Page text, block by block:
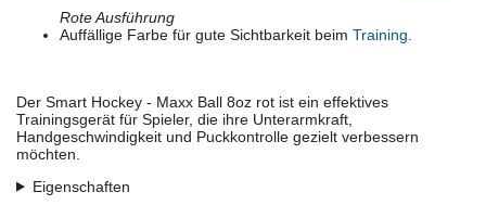
Rote Ausführung
Auffällige Farbe für gute Sichtbarkeit beim Training
Der Smart Hockey - Maxx Ball 8oz rot ist ein effektives
Trainingsgerät für Spieler, die ihre Unterarmkraft,
Handgeschwindigkeit und Puckkontrolle gezielt verbessern
möchten.
Eigenschaften